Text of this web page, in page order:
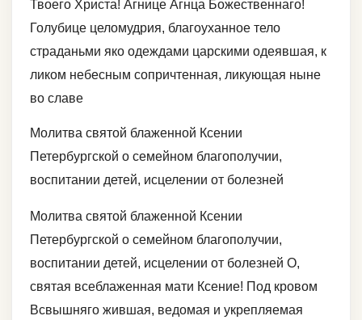
Твоего Христа! Агнице Агнца Божественнаго!
Голубице целомудрия, благоуханное тело
страданьми яко одеждами царскими одеявшая, к
ликом небесным сопричтенная, ликующая ныне
во славе
Молитва святой блаженной Ксении
Петербургской о семейном благополучии,
воспитании детей, исцелении от болезней
Молитва святой блаженной Ксении
Петербургской о семейном благополучии,
воспитании детей, исцелении от болезней О,
святая всеблаженная мати Ксение! Под кровом
Всвышняго жившая, ведомая и укрепляемая